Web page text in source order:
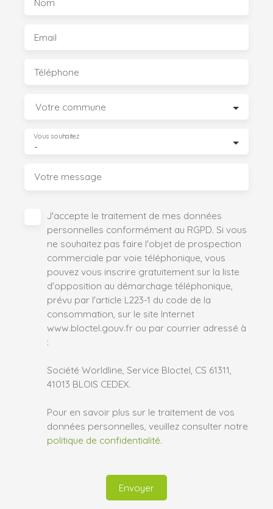
Nom
Email
Téléphone
Votre commune
-
Vous souhaitez
Votre message
J'accepte le traitement de mes données
personnelles conformément au RGPD. Si vous
ne souhaitez pas faire l'objet de prospection
commerciale par voie téléphonique, vous
pouvez vous inscrire gratuitement sur la liste
d'opposition au démarchage téléphonique,
prévu par l'article L223-1 du code de la
consommation, sur le site Internet
www.bloctel.gouv.fr ou par courrier adressé à
:
Société Worldline, Service Bloctel, CS 61311,
41013 BLOIS CEDEX.
Pour en savoir plus sur le traitement de vos
données personnelles, veuillez consulter notre
politique de confidentialité.
Envoyer